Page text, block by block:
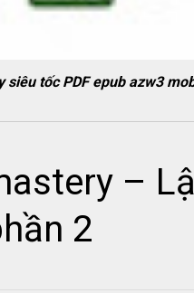
tốc PDF epub azw3
–
2